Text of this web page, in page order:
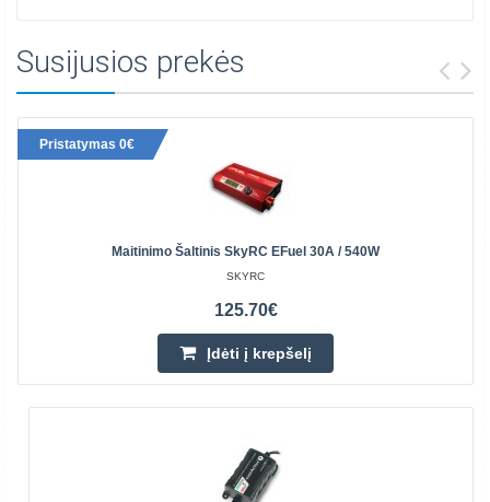
Susijusios prekės
Pristatymas 0€
Maitinimo Šaltinis SkyRC EFuel 30A / 540W
SKYRC
125.70€
Įdėti į krepšelį